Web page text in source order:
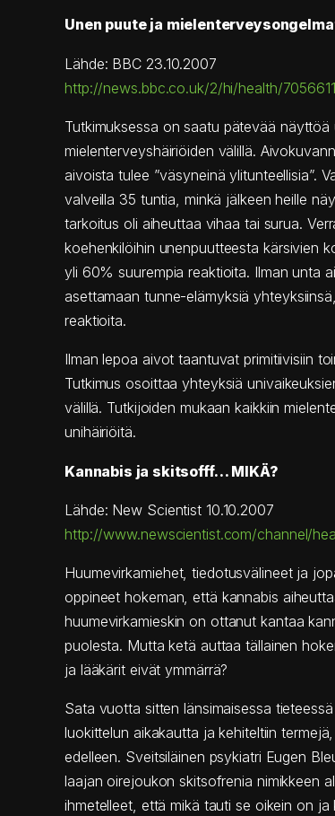
Unen puute ja
Lähde: BBC 23.10.2007
http://news.bbc.co.uk/2/hi/health/
Tutkimuksessa on saatu pätevää
mielenterveyshäiriöiden välillä.
aivoista tulee ”väsyneinä ylitunteellisia”.
valveilla 35 tuntia, minkä jälkeen heille
tarkoitus oli aiheuttaa vihaa tai surua.
koehenkilöihin unenpuutteesta kärsivien
yli 60% suurempia reaktioita. Ilman unta
asettamaan tunne-elämyksiä
reaktioita.
Ilman lepoa aivot taantuvat primitiivisiin
Tutkimus osoittaa yhteyksiä
välillä. Tutkijoiden mukaan kaikkiin
unihäiriöitä.
Kannabis ja skitsofff… MIKÄ?
Lähde: New Scientist 10.10.2007
http://www.newscientist.com/channel/
Huumevirkamiehet, tiedotusvälineet ja
oppineet hokeman, että kannabis
huumevirkamieskin on ottanut kantaa
puolesta. Mutta ketä auttaa tällainen
ja lääkärit eivät ymmärrä?
Sata vuotta sitten länsimaisessa
luokittelun aikakautta ja kehiteltiin
edelleen. Sveitsiläinen psykiatri Eugen
laajan oirejoukon skitsofrenia nimikkeen
ihmetelleet, että mikä tauti se oikein on ja